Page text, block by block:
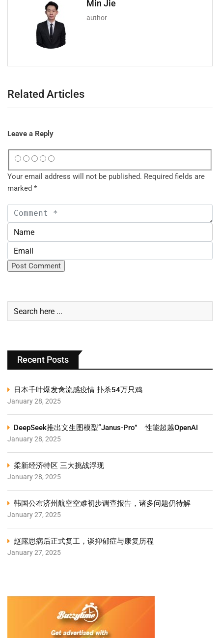
Min Jie
author
Related Articles
Leave a Reply
Your email address will not be published. Required fields are
marked *
Recent Posts
日本千叶爆发禽流感疫情 扑杀54万只鸡
January 28, 2025
DeepSeek推出文生图模型“Janus-Pro” 性能超越OpenAI
January 28, 2025
柔新经济特区 三大挑战浮现
January 28, 2025
韩国公布济州航空空难初步调查报告，诸多问题仍待解
January 27, 2025
赵露思病后正式复工，谈抑郁症与康复历程
January 27, 2025